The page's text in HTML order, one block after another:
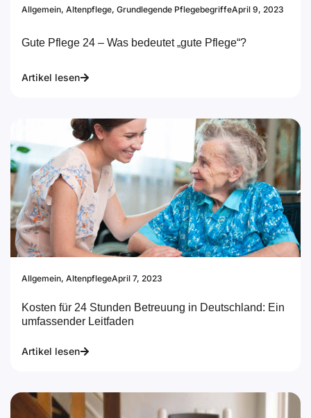
Allgemein, Altenpflege, Grundlegende PflegebegriffeApril 9, 2023
Gute Pflege 24 – Was bedeutet „gute Pflege“?
Artikel lesen
Allgemein, AltenpflegeApril 7, 2023
Kosten für 24 Stunden Betreuung in Deutschland: Ein
umfassender Leitfaden
Artikel lesen